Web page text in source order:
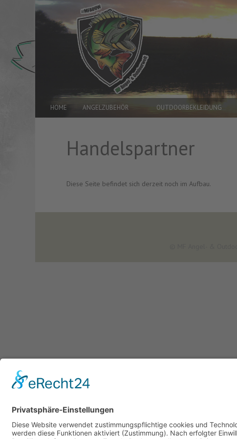
HOME ANGELZUBEHÖR OUTDOORBEKLEIDUNG
Handelspartner
Diese Seite befindet sich derzeit noch im Aufbau.